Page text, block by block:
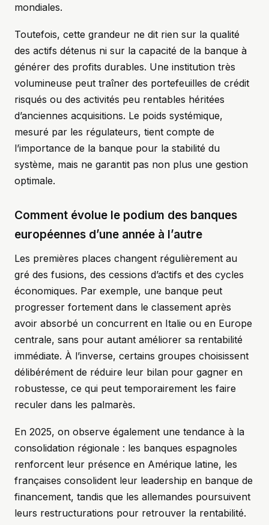
mondiales.
Toutefois, cette grandeur ne dit rien sur la qualité
des actifs détenus ni sur la capacité de la banque à
générer des profits durables. Une institution très
volumineuse peut traîner des portefeuilles de crédit
risqués ou des activités peu rentables héritées
d’anciennes acquisitions. Le poids systémique,
mesuré par les régulateurs, tient compte de
l’importance de la banque pour la stabilité du
système, mais ne garantit pas non plus une gestion
optimale.
Comment évolue le podium des banques
européennes d’une année à l’autre
Les premières places changent régulièrement au
gré des fusions, des cessions d’actifs et des cycles
économiques. Par exemple, une banque peut
progresser fortement dans le classement après
avoir absorbé un concurrent en Italie ou en Europe
centrale, sans pour autant améliorer sa rentabilité
immédiate. À l’inverse, certains groupes choisissent
délibérément de réduire leur bilan pour gagner en
robustesse, ce qui peut temporairement les faire
reculer dans les palmarès.
En 2025, on observe également une tendance à la
consolidation régionale : les banques espagnoles
renforcent leur présence en Amérique latine, les
françaises consolident leur leadership en banque de
financement, tandis que les allemandes poursuivent
leurs restructurations pour retrouver la rentabilité.